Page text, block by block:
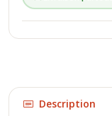
Description